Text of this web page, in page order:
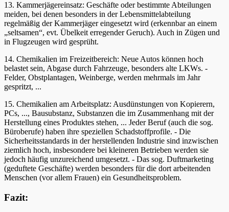
13. Kammerjägereinsatz: Geschäfte oder bestimmte Abteilungen
meiden, bei denen besonders in der Lebensmittelabteilung
regelmäßig der Kammerjäger eingesetzt wird (erkennbar an einem
„seltsamen“, evt. Übelkeit erregender Geruch). Auch in Zügen und
in Flugzeugen wird gesprüht.
14. Chemikalien im Freizeitbereich: Neue Autos können hoch
belastet sein, Abgase durch Fahrzeuge, besonders alte LKWs. -
Felder, Obstplantagen, Weinberge, werden mehrmals im Jahr
gespritzt, ...
15. Chemikalien am Arbeitsplatz: Ausdünstungen von Kopierern,
PCs, ..., Bausubstanz, Substanzen die im Zusammenhang mit der
Herstellung eines Produktes stehen, ... Jeder Beruf (auch die sog.
Büroberufe) haben ihre speziellen Schadstoffprofile. - Die
Sicherheitsstandards in der herstellenden Industrie sind inzwischen
ziemlich hoch, insbesondere bei kleineren Betrieben werden sie
jedoch häufig unzureichend umgesetzt. - Das sog. Duftmarketing
(geduftete Geschäfte) werden besonders für die dort arbeitenden
Menschen (vor allem Frauen) ein Gesundheitsproblem.
Fazit: